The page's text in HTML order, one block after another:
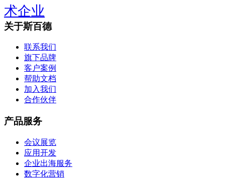
术企业
关于斯百德
联系我们
旗下品牌
客户案例
帮助文档
加入我们
合作伙伴
产品服务
会议展览
应用开发
企业出海服务
数字化营销